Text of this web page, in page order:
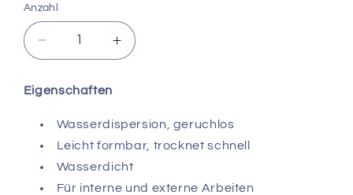
Anzahl
Verringere
die
Menge
für
Strukturpaste
Composite
/
Feinsand,
schwarz
Erhöhe
die
Strukturpaste
Composite
/
Feinsand,
schwarz
Eigenschaften
Wasserdispersion, geruchlos
Leicht formbar, trocknet schnell
Wasserdicht
Für interne und externe Arbeiten